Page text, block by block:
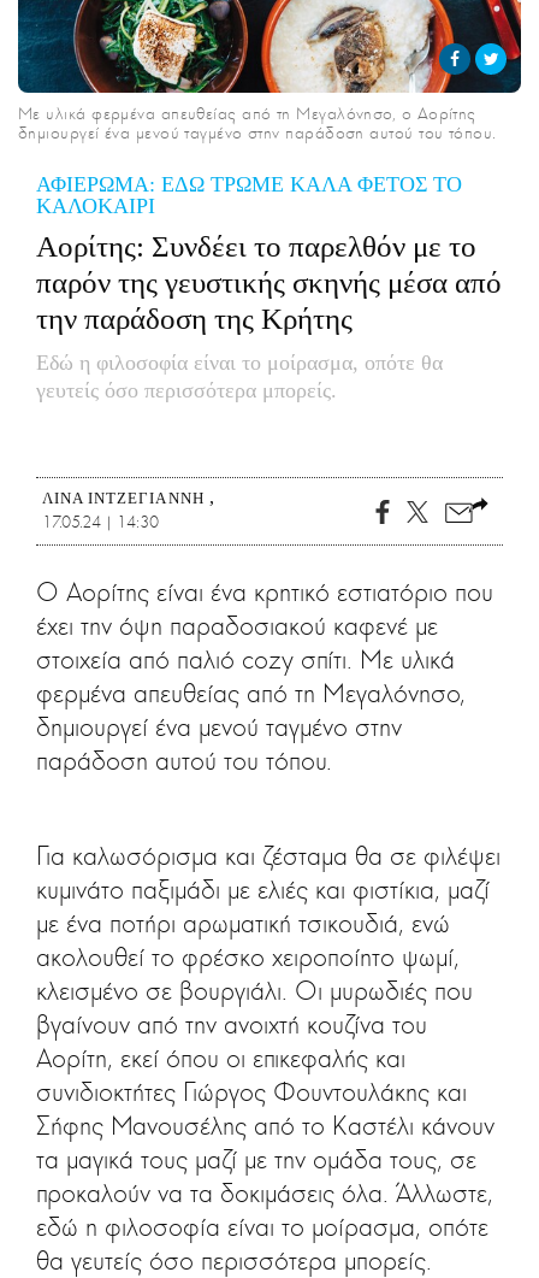
CITY GUIDE
ΑΜΠΑ
PRINT
ΑΦΙΕΡΩΜΑ: ΕΔΩ ΤΡΩΜΕ ΚΑΛΑ ΦΕΤΟΣ ΤΟ
ΚΑΛΟΚΑΙΡΙ
Αορίτης: Συνδέει το παρελθόν με το
παρόν της γευστικής σκηνής μέσα από
την παράδοση της Κρήτης
Εδώ η φιλοσοφία είναι το μοίρασμα, οπότε θα
γευτείς όσο περισσότερα μπορείς.
Με υλικά φερμένα απευθείας από τη Μεγαλόνησο, ο Αορίτης
δημιουργεί ένα μενού ταγμένο στην παράδοση αυτού του τόπου.
ΛΊΝΑ ΙΝΤΖΕΓΙΆΝΝΗ
17.05.24 | 14:30
Ο Αορίτης είναι ένα κρητικό εστιατόριο που
έχει την όψη παραδοσιακού καφενέ με
στοιχεία από παλιό cozy σπίτι. Με υλικά
φερμένα απευθείας από τη Μεγαλόνησο,
δημιουργεί ένα μενού ταγμένο στην
παράδοση αυτού του τόπου.
Για καλωσόρισμα και ζέσταμα θα σε φιλέψει
κυμινάτο παξιμάδι με ελιές και φιστίκια, μαζί
με ένα ποτήρι αρωματική τσικουδιά, ενώ
ακολουθεί το φρέσκο χειροποίητο ψωμί,
κλεισμένο σε βουργιάλι. Οι μυρωδιές που
βγαίνουν από την ανοιχτή κουζίνα του
Αορίτη, εκεί όπου οι επικεφαλής και
συνιδιοκτήτες Γιώργος Φουντουλάκης και
Σήφης Μανουσέλης από το Καστέλι κάνουν
τα μαγικά τους μαζί με την ομάδα τους, σε
προκαλούν να τα δοκιμάσεις όλα. Άλλωστε,
εδώ η φιλοσοφία είναι το μοίρασμα, οπότε
θα γευτείς όσο περισσότερα μπορείς.